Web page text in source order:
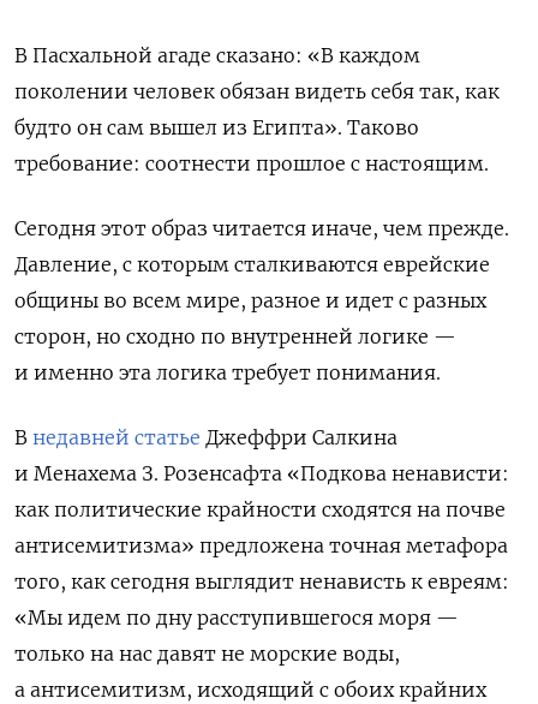
В Пасхальной агаде сказано: «В каждом
поколении человек обязан видеть себя так, как
будто он сам вышел из Египта». Таково
требование: соотнести прошлое с настоящим.
Сегодня этот образ читается иначе, чем прежде.
Давление, с которым сталкиваются еврейские
общины во всем мире, разное и идет с разных
сторон, но сходно по внутренней логике —
и именно эта логика требует понимания.
В недавней статье Джеффри Салкина
и Менахема З. Розенсафта «Подкова ненависти:
как политические крайности сходятся на почве
антисемитизма» предложена точная метафора
того, как сегодня выглядит ненависть к евреям:
«Мы идем по дну расступившегося моря —
только на нас давят не морские воды,
а антисемитизм, исходящий с обоих крайних